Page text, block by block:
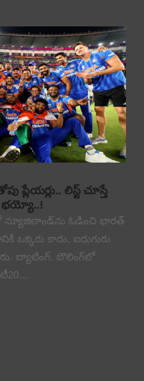
ప్లేయర్లు.. లిస్ట్ చూస్తే
భయ్యో..!
న్యూజిలాండ్‌ను ఓడించి భారత్
ఒక్కరు కాదు, ఐదుగురు
బ్యాటింగ్, బౌలింగ్‌లో